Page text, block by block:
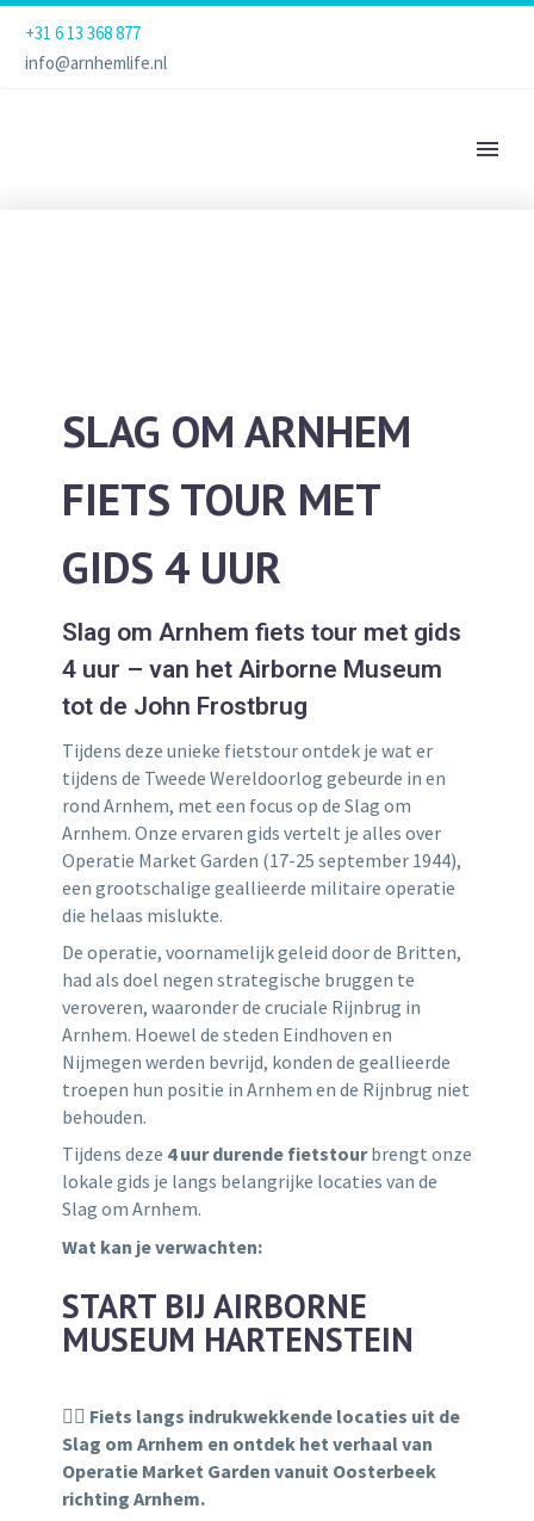
+31 6 13 368 877
info@arnhemlife.nl
SLAG OM ARNHEM
FIETS TOUR MET
GIDS 4 UUR
Slag om Arnhem fiets tour met gids
4 uur – van het Airborne Museum
tot de John Frostbrug
Tijdens deze unieke fietstour ontdek je wat er
tijdens de Tweede Wereldoorlog gebeurde in en
rond Arnhem, met een focus op de Slag om
Arnhem. Onze ervaren gids vertelt je alles over
Operatie Market Garden (17-25 september 1944),
een grootschalige geallieerde militaire operatie
die helaas mislukte.
De operatie, voornamelijk geleid door de Britten,
had als doel negen strategische bruggen te
veroveren, waaronder de cruciale Rijnbrug in
Arnhem. Hoewel de steden Eindhoven en
Nijmegen werden bevrijd, konden de geallieerde
troepen hun positie in Arnhem en de Rijnbrug niet
behouden.
Tijdens deze 4 uur durende fietstourbrengt onze
lokale gids je langs belangrijke locaties van de
Slag om Arnhem.
Wat kan je verwachten:
START BIJ AIRBORNE
MUSEUM HARTENSTEIN
🚴‍♂️ Fiets langs indrukwekkende locaties uit de
Slag om Arnhem en ontdek het verhaal van
Operatie Market Garden vanuit Oosterbeek
richting Arnhem.